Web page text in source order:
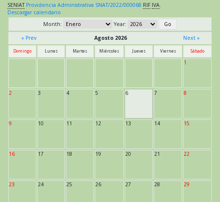
SENIAT Providencia Administrativa SNAT/2022/000068 RIF IVA
Descargar calendario
Month:
Year:
« Prev
Agosto 2026 Next »
Domingo Lunes Martes Miércoles Jueves Viernes Sábado
1
2 3 4 5 6 7 8
9 10 11 12 13 14 15
16 17 18 19 20 21 22
23 24 25 26 27 28 29